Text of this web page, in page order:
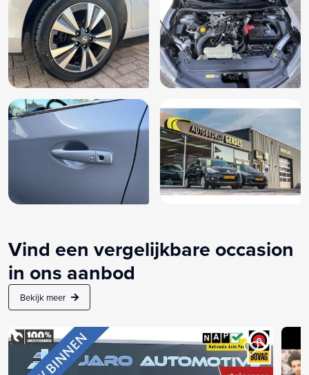
Vind een vergelijkbare occasion
in ons aanbod
Bekijk meer